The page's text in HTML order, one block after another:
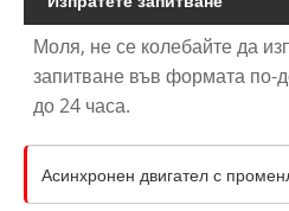
Моля, не се колебайте да
запитване във формата по-
до 24 часа.